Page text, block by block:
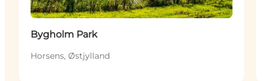
Bygholm Park
Horsens, Østjylland